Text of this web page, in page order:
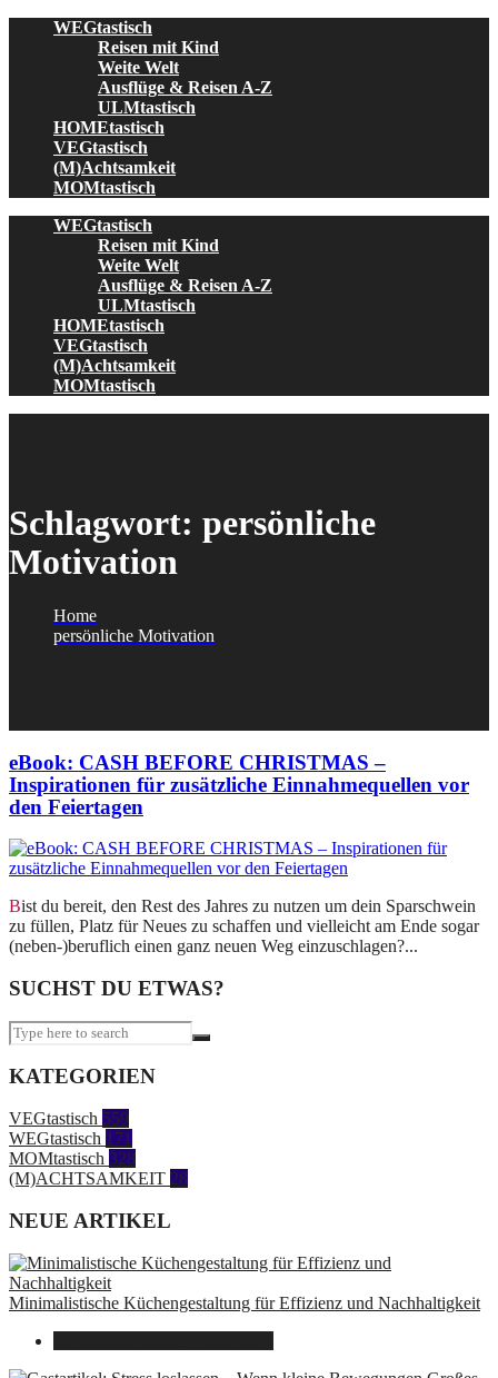
WEGtastisch
Reisen mit Kind
Weite Welt
Ausflüge & Reisen A-Z
ULMtastisch
HOMEtastisch
VEGtastisch
(M)Achtsamkeit
MOMtastisch
WEGtastisch
Reisen mit Kind
Weite Welt
Ausflüge & Reisen A-Z
ULMtastisch
HOMEtastisch
VEGtastisch
(M)Achtsamkeit
MOMtastisch
Schlagwort: persönliche
Motivation
Home
persönliche Motivation
eBook: CASH BEFORE CHRISTMAS –
Inspirationen für zusätzliche Einnahmequellen vor
den Feiertagen
Bist du bereit, den Rest des Jahres zu nutzen um dein Sparschwein
zu füllen, Platz für Neues zu schaffen und vielleicht am Ende sogar
(neben-)beruflich einen ganz neuen Weg einzuschlagen?...
SUCHST DU ETWAS?
KATEGORIEN
VEGtastisch 559
WEGtastisch 171
MOMtastisch 328
(M)ACHTSAMKEIT 28
NEUE ARTIKEL
Minimalistische Küchengestaltung für Effizienz und Nachhaltigkeit